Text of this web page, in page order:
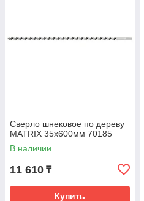
Сверло шнековое по дереву
MATRIX 35х600мм 70185
В наличии
11 610 ₸
Купить